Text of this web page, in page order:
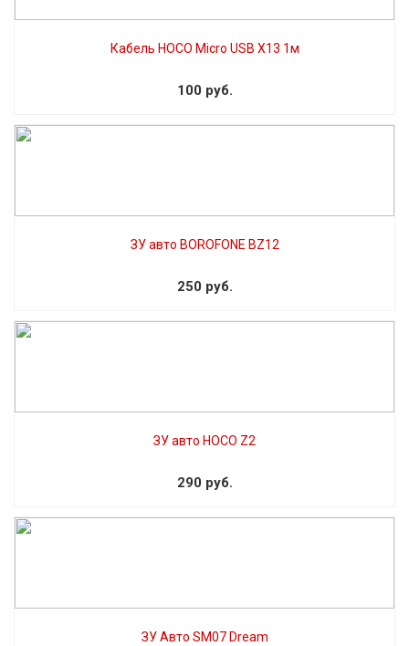
Кабель HOCO Micro USB X13 1м
100 руб.
ЗУ авто BOROFONE BZ12
250 руб.
ЗУ авто HOCO Z2
290 руб.
ЗУ Авто SM07 Dream